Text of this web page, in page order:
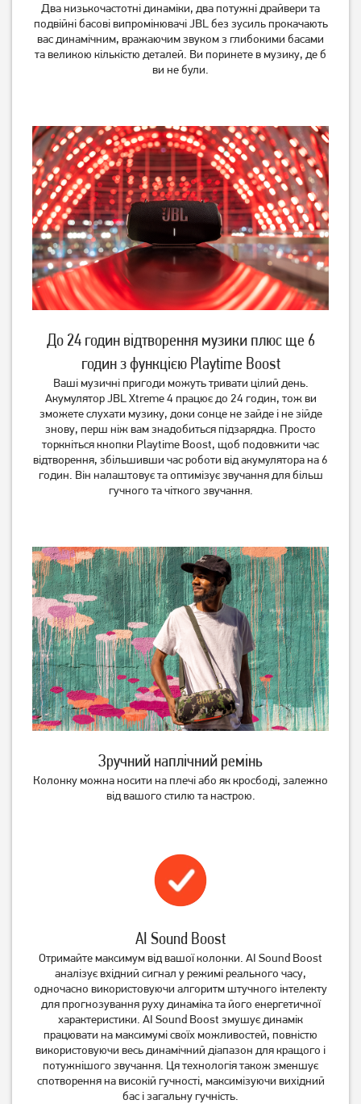
Акустична система Pixus
Bar Black (BAR15W)
Портативна колонка
LogicFox Bluetooth V3.0
LF-BT100 white
1 199
Акустична система Edifier
IF200 White
2 059грн
Акустична система Hoco
HC6 Navy Blue
1 249грн
Ring Black
1 349грн
HC6 Black
1 249грн
Акустична система HiFuture
Акустична система HiFuture
9 049
Акустична система Aspor
A668 Black
Акустична система Gelius
BoomBox X GP-BS500x
Black
Два низькочастотні динаміки, два потужні драйвери та
подвійні басові випромінювачі JBL без зусиль прокачають
вас динамічним, вражаючим звуком з глибокими басами
та великою кількістю деталей. Ви поринете в музику, де б
ви не були.
До 24 годин відтворення музики плюс ще 6
годин з функцією Playtime Boost
Ваші музичні пригоди можуть тривати цілий день.
Акумулятор JBL Xtreme 4 працює до 24 годин, тож ви
зможете слухати музику, доки сонце не зайде і не зійде
знову, перш ніж вам знадобиться підзарядка. Просто
торкніться кнопки Playtime Boost, щоб подовжити час
відтворення, збільшивши час роботи від акумулятора на 6
годин. Він налаштовує та оптимізує звучання для більш
гучного та чіткого звучання.
Зручний наплічний ремінь
Колонку можна носити на плечі або як кросбоді, залежно
від вашого стилю та настрою.
AI Sound Boost
Отримайте максимум від вашої колонки. AI Sound Boost
аналізує вхідний сигнал у режимі реального часу,
одночасно використовуючи алгоритм штучного інтелекту
для прогнозування руху динаміка та його енергетичної
характеристики. AI Sound Boost змушує динамік
працювати на максимумі своїх можливостей, повністю
використовуючи весь динамічний діапазон для кращого і
потужнішого звучання. Ця технологія також зменшує
спотворення на високій гучності, максимізуючи вихідний
бас і загальну гучність.